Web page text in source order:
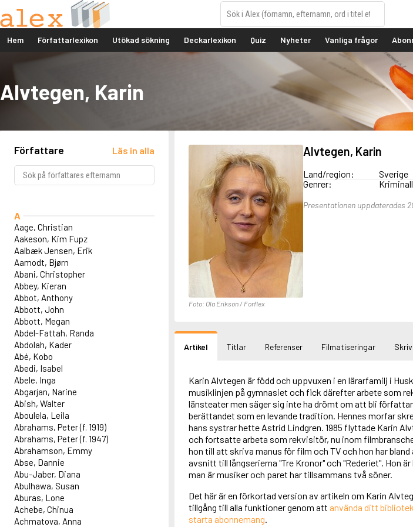
Hem Författarlexikon Utökad sökning Deckarlexikon Quiz Nyheter Vanliga frågor
Alvtegen, Karin
Författare Läs in alla
A
Aage, Christian
Aakeson, Kim Fupz
Aalbæk Jensen, Erik
Aamodt, Bjørn
Abani, Christopher
Abbey, Kieran
Abbot, Anthony
Abbott, John
Abbott, Megan
Abdel-Fattah, Randa
Abdolah, Kader
Abé, Kobo
Abedi, Isabel
Abele, Inga
Abgarjan, Narine
Abish, Walter
Aboulela, Leila
Abrahams, Peter (f. 1919)
Abrahams, Peter (f. 1947)
Abrahamson, Emmy
Abse, Dannie
Abu-Jaber, Diana
Abulhawa, Susan
Aburas, Lone
Achebe, Chinua
Achmatova, Anna
Foto: Ola Erikson / Forflex
Alvtegen, Karin
Land/region:
Sverige
Genrer:
Presentationen uppdaterades
Artikel Titlar Referenser Filmatiseringar
Karin Alvtegen är född och uppvuxen i en lärarfamilj i
musiklinjen på gymnasiet och fick därefter arbete som
länsteater men säger sig inte ha drömt om att bli
berättandet som en levande tradition. Hennes morfar
hans systrar hette Astrid Lindgren. 1985 flyttade Karin
och fortsatte arbeta som rekvisitör, nu inom
hon till att skriva manus för film och TV och hon har
avsnitt till långserierna "Tre Kronor" och "Rederiet". Hon
man är musiker och paret har tillsammans två söner.
Det här är en förkortad version av artikeln om Karin
tillgång till alla funktioner genom att använda ditt
starta abonnemang.